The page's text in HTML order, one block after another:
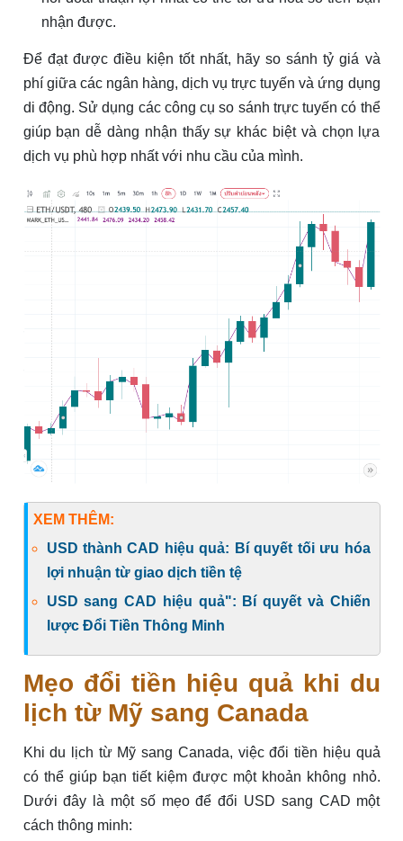
nhận được.
Để đạt được điều kiện tốt nhất, hãy so sánh tỷ giá và
phí giữa các ngân hàng, dịch vụ trực tuyến và ứng dụng
di động. Sử dụng các công cụ so sánh trực tuyến có thể
giúp bạn dễ dàng nhận thấy sự khác biệt và chọn lựa
dịch vụ phù hợp nhất với nhu cầu của mình.
XEM THÊM:
USD thành CAD hiệu quả: Bí quyết tối ưu hóa
lợi nhuận từ giao dịch tiền tệ
USD sang CAD hiệu quả": Bí quyết và Chiến
lược Đổi Tiền Thông Minh
Mẹo đổi tiền hiệu quả khi du
lịch từ Mỹ sang Canada
Khi du lịch từ Mỹ sang Canada, việc đổi tiền hiệu quả
có thể giúp bạn tiết kiệm được một khoản không nhỏ.
Dưới đây là một số mẹo để đổi USD sang CAD một
cách thông minh: